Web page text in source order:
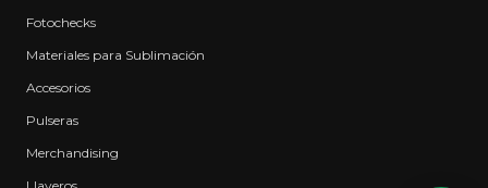
Fotochecks
Materiales para Sublimación
Accesorios
Pulseras
Merchandising